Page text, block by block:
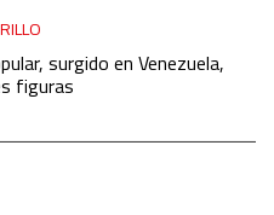
surgido en Venezuela,
figuras